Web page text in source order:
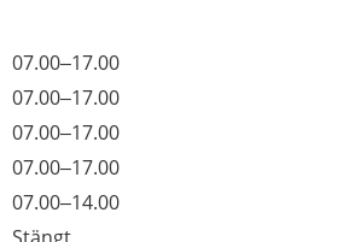
07.00–17.00
07.00–17.00
07.00–17.00
07.00–17.00
07.00–14.00